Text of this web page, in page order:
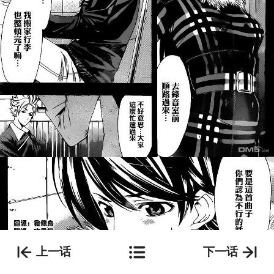
上一话 下一话